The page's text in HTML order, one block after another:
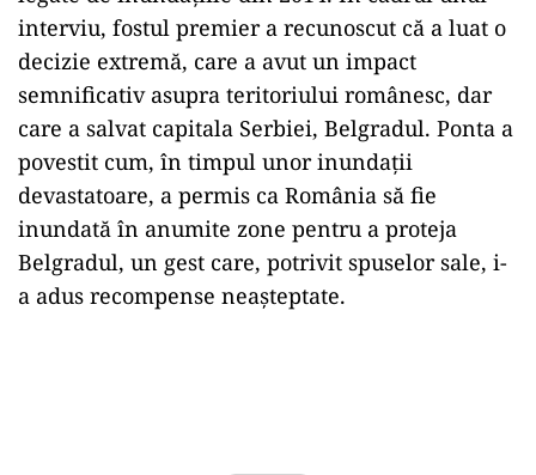
interviu, fostul premier a recunoscut că a luat o
decizie extremă, care a avut un impact
semnificativ asupra teritoriului românesc, dar
care a salvat capitala Serbiei, Belgradul. Ponta a
povestit cum, în timpul unor inundații
devastatoare, a permis ca România să fie
inundată în anumite zone pentru a proteja
Belgradul, un gest care, potrivit spuselor sale, i-
a adus recompense neașteptate.